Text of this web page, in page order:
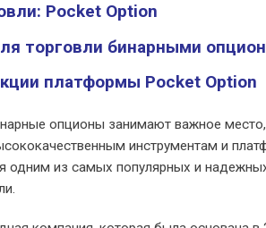
Pocket Option
торговли бинарными
платформы Pocket Option
опционы занимают важное место,
инструментам и
одним из самых популярных и